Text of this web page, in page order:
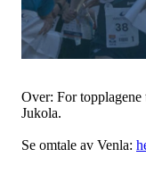
Over: For topplagene
Jukola.
Se omtale av Venla: